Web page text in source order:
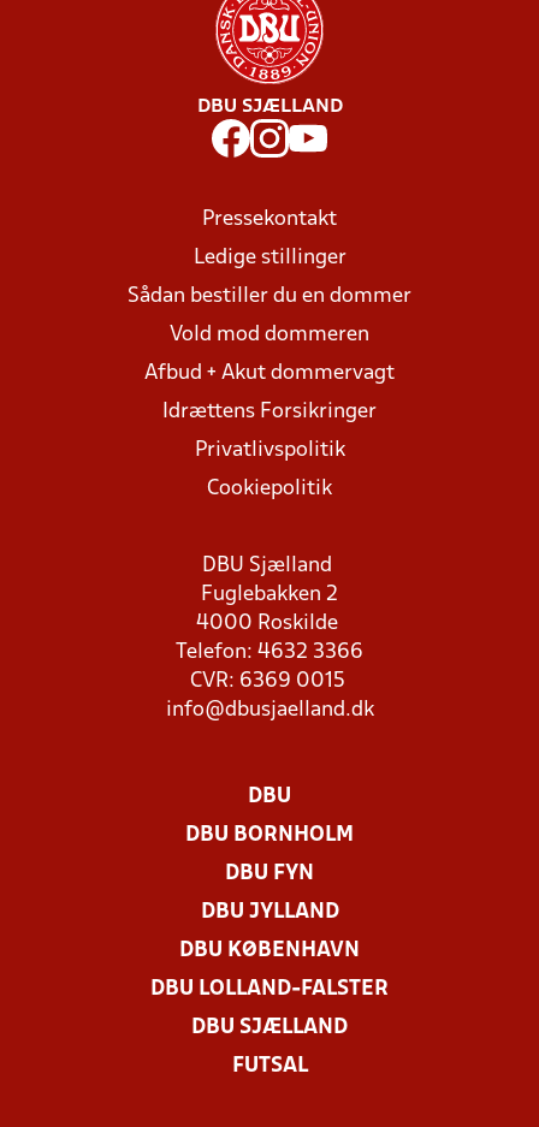
DBU SJÆLLAND
Pressekontakt
Ledige stillinger
Sådan bestiller du en dommer
Vold mod dommeren
Afbud + Akut dommervagt
Idrættens Forsikringer
Privatlivspolitik
Cookiepolitik
DBU Sjælland
Fuglebakken 2
4000 Roskilde
Telefon: 4632 3366
CVR: 6369 0015
info@dbusjaelland.dk
DBU
DBU BORNHOLM
DBU FYN
DBU JYLLAND
DBU KØBENHAVN
DBU LOLLAND-FALSTER
DBU SJÆLLAND
FUTSAL